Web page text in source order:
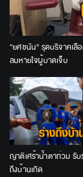
“ยศชนัน” รุดบริจาคเลื
ลมหายใจผู้บาดเจ็บ
ญาติเศร้าน้ำตาท่วม รับ
ถึงบ้านเกิด